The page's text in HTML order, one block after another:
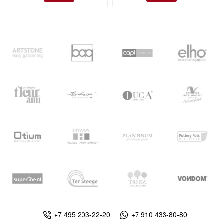
+7 495 203-22-20 +7 910 433-80-80